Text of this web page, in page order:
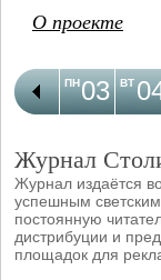
О проекте
03
ПН ВТ
Журнал
Журнал издаётся
успешным
постоянную
дистрибуции и
площадок для